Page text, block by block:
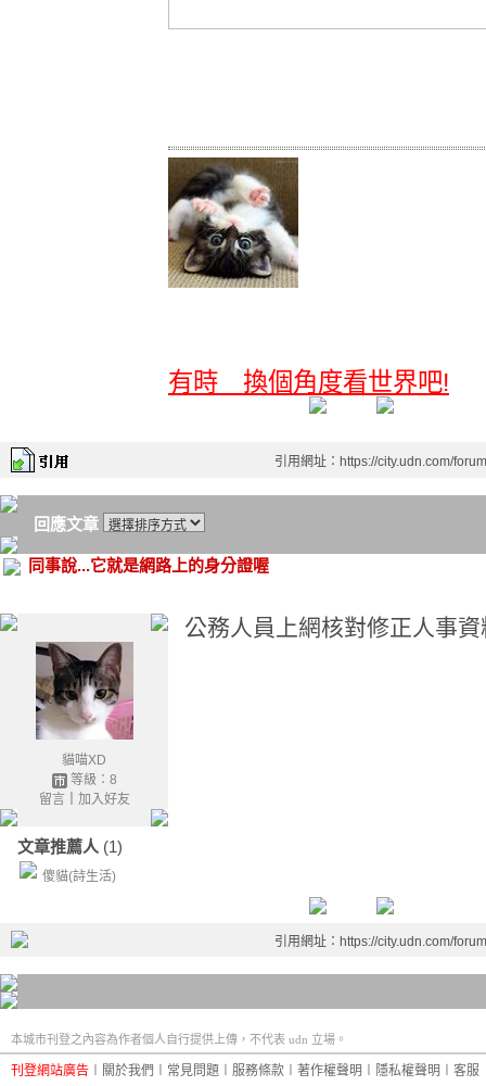
有時 換個角度看世界吧!
引用網址：https://city.udn.com/
回應文章
同事說...它就是網路上的身分證喔
貓喵XD
等級：8
留言｜ 加入好友
文章推薦人 (1)
傻貓(詩生活)
公務人員上網核對修正人事
引用網址：https://city.udn.com/
本城市刊登之內容為作者個人自行提供上傳，不代表 udn 立場。
刊登網站廣告 關於我們 常見問題 服務條款 著作權聲明 隱私權聲明 客服